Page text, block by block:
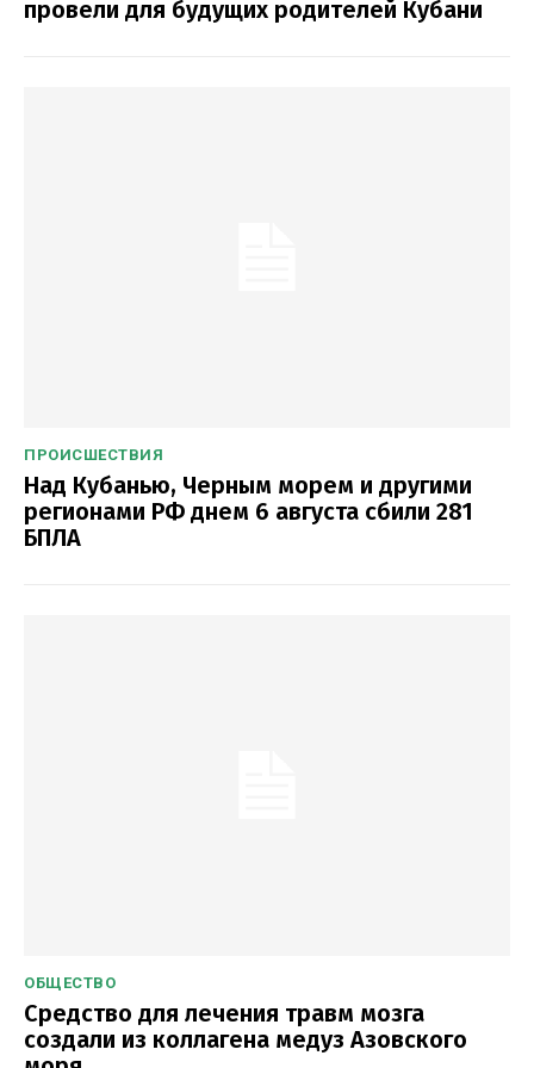
провели для будущих родителей Кубани
ПРОИСШЕСТВИЯ
Над Кубанью, Черным морем и другими
регионами РФ днем 6 августа сбили 281
БПЛА
ОБЩЕСТВО
Средство для лечения травм мозга
создали из коллагена медуз Азовского